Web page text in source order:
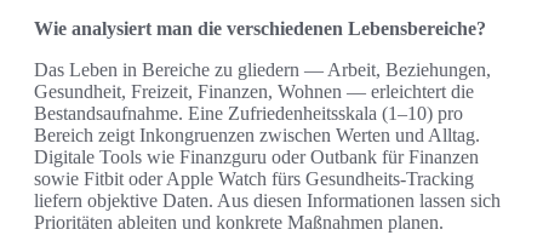
Wie analysiert man die verschiedenen Lebensbereiche?
Das Leben in Bereiche zu gliedern — Arbeit, Beziehungen,
Gesundheit, Freizeit, Finanzen, Wohnen — erleichtert die
Bestandsaufnahme. Eine Zufriedenheitsskala (1–10) pro
Bereich zeigt Inkongruenzen zwischen Werten und Alltag.
Digitale Tools wie Finanzguru oder Outbank für Finanzen
sowie Fitbit oder Apple Watch fürs Gesundheits-Tracking
liefern objektive Daten. Aus diesen Informationen lassen sich
Prioritäten ableiten und konkrete Maßnahmen planen.